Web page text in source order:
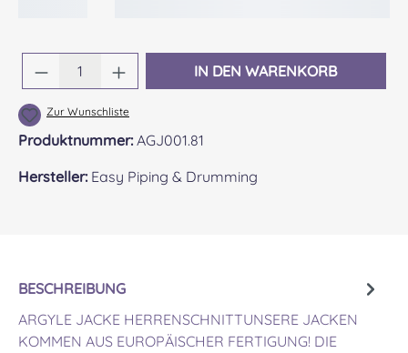
Produkt Anzahl: Gib den gewünschten
IN DEN WARENKORB
Zur Wunschliste
Produktnummer:AGJ001.81
Hersteller: Easy Piping & Drumming
BESCHREIBUNG
ARGYLE JACKE HERRENSCHNITTUNSERE JACKEN
KOMMEN AUS EUROPÄISCHER FERTIGUNG! DIE